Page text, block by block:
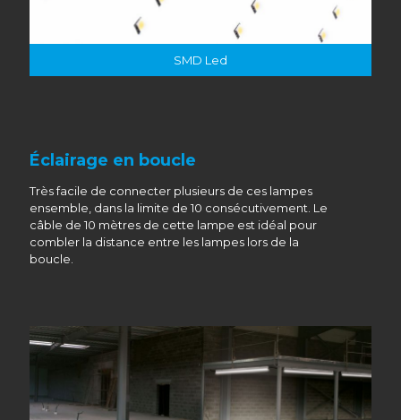
SMD Led
Éclairage en boucle
Très facile de connecter plusieurs de ces lampes
ensemble, dans la limite de 10 consécutivement. Le
câble de 10 mètres de cette lampe est idéal pour
combler la distance entre les lampes lors de la
boucle.